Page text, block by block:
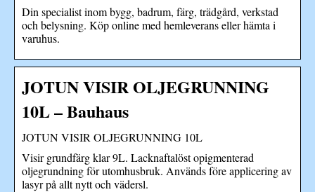
Din specialist inom bygg, badrum, färg, trädgård, verkstad
och belysning. Köp online med hemleverans eller hämta i
varuhus.
JOTUN VISIR OLJEGRUNNING
10L – Bauhaus
JOTUN VISIR OLJEGRUNNING 10L
Visir grundfärg klar 9L. Lacknaftalöst opigmenterad
oljegrundning för utomhusbruk. Används före applicering av
lasyr på allt nytt och vädersl.